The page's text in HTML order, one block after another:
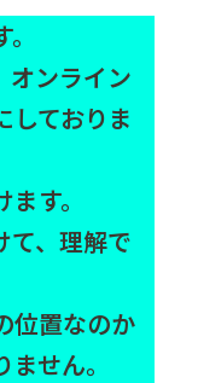
オンライン
しておりま
す。
て、理解で
位置なのか
せん。